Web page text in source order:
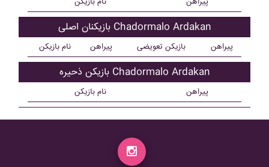
بازیکنان اصلی Chadormalo Ardakan
نام بازیکن پیراهن بازیکن تعویضی پیراهن
بازیکن ذحیره Chadormalo Ardakan
نام بازیکن پیراهن